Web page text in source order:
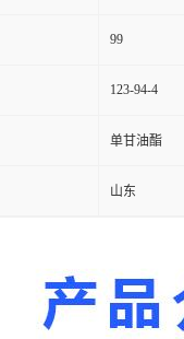
99
123-94-4
单甘油酯
山东